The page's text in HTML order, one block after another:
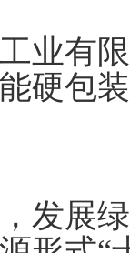
业有
硬包
发展